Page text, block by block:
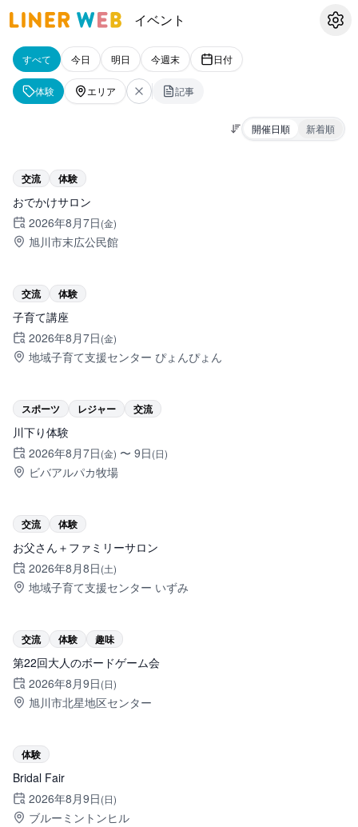
イベント 設定
すべて 今日 明日 今週末 日付
体験 エリア 記事
開催日順 新着順
旭川市
交流 体験
おでかけサロン
2026年8月7日(金)
旭川市末広公民館
旭川市
交流 体験
子育て講座
2026年8月7日(金)
地域子育て支援センター ぴょんぴょん
剣淵町
スポーツ レジャー 交流
川下り体験
2026年8月7日(金) 〜 9日(日)
ビバアルパカ牧場
旭川市
交流 体験
お父さん＋ファミリーサロン
2026年8月8日(土)
地域子育て支援センター いずみ
旭川市
交流 体験 趣味
第22回大人のボードゲーム会
2026年8月9日(日)
旭川市北星地区センター
旭川市
体験
Bridal Fair
2026年8月9日(日)
ブルーミントンヒル